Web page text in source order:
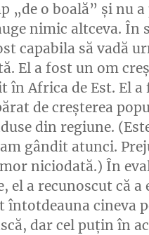
„de o boală” și nu
nimic altceva. În
capabila să vadă
El a fost un om
în Africa de Est. El
de creșterea
din regiune.
gândit atunci.
niciodată.) În
el a recunoscut că a
întotdeauna cineva
dar cel puțin în